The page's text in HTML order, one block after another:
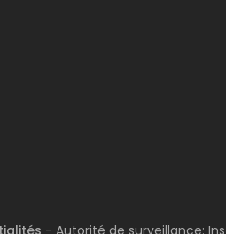
- Autorité de surveillance: